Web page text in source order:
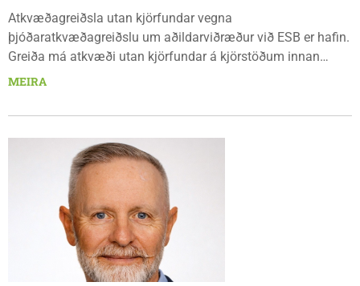
Atkvæðagreiðsla utan kjörfundar vegna
þjóðaratkvæðagreiðslu um aðildarviðræður við ESB er hafin.
Greiða má atkvæði utan kjörfundar á kjörstöðum innan
umdæmisins sem hér segir: Blönduósi, aðalskrifstofu,
Sauðárkróki, sýsluskrifstofu, Suðurgötu 1, Sauðárkróki, virka
vestra að Hvammstangabraut 5, Hvammstanga, mánudaga -
fimmtudaga kl. 10:00 - 14:00 og föstudaga kl. 10:00 - 12:00.
Skagaströnd, stjórnsýsluhúsi að Túnbraut 1-3, Skagaströnd,
mánudaga - fimmtudaga kl. 09:00 - 12:00 og 13:00 - 15:00,
frá og með mánudeginum 17. ágúst 2026.
MEIRA